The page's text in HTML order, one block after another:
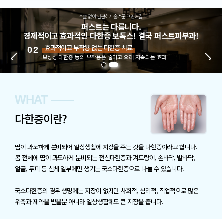
수술 없이 간편하게 숨겨둔 고민해결!
퍼스트는 다릅니다.
경제적이고 효과적인 다한증 보톡스! 결국 퍼스트피부과!
속되는 효과
01 간편한 고민해결, 다한증 보톡스
수술 걱정 없이, 일상생활장애 없는 간편한 다한증
WHAT
다한증이란?
땀이 과도하게 분비되어 일상생활에 지장을 주는 것을 다한증이라고 합니다.
몸 전체에 땀이 과도하게 분비되는 전신다한증과 겨드랑이, 손바닥, 발바닥,
얼굴, 두피 등 신체 일부에만 생기는 국소다한증으로 나눌 수 있습니다.
국소다한증의 경우 생명에는 지장이 없지만 사회적, 심리적, 직업적으로 많은
위축과 제약을 받을뿐 아니라 일상생활에도 큰 지장을 줍니다.